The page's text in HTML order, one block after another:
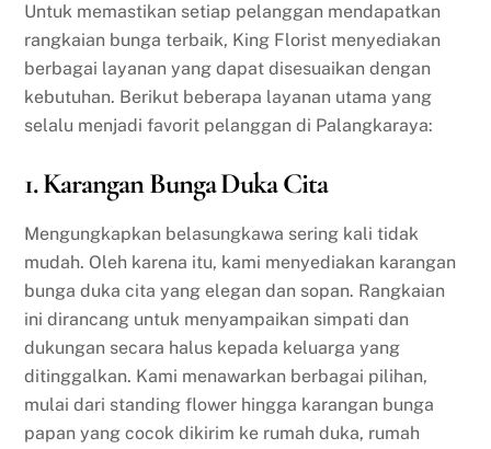
Untuk memastikan setiap pelanggan mendapatkan
rangkaian bunga terbaik, King Florist menyediakan
berbagai layanan yang dapat disesuaikan dengan
kebutuhan. Berikut beberapa layanan utama yang
selalu menjadi favorit pelanggan di Palangkaraya:
1. Karangan Bunga Duka Cita
Mengungkapkan belasungkawa sering kali tidak
mudah. Oleh karena itu, kami menyediakan karangan
bunga duka cita yang elegan dan sopan. Rangkaian
ini dirancang untuk menyampaikan simpati dan
dukungan secara halus kepada keluarga yang
ditinggalkan. Kami menawarkan berbagai pilihan,
mulai dari standing flower hingga karangan bunga
papan yang cocok dikirim ke rumah duka, rumah